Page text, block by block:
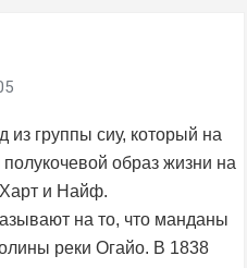
группы сиу, который на
образ жизни на
Харт и Найф.
на то, что манданы
реки Огайо. В 1838